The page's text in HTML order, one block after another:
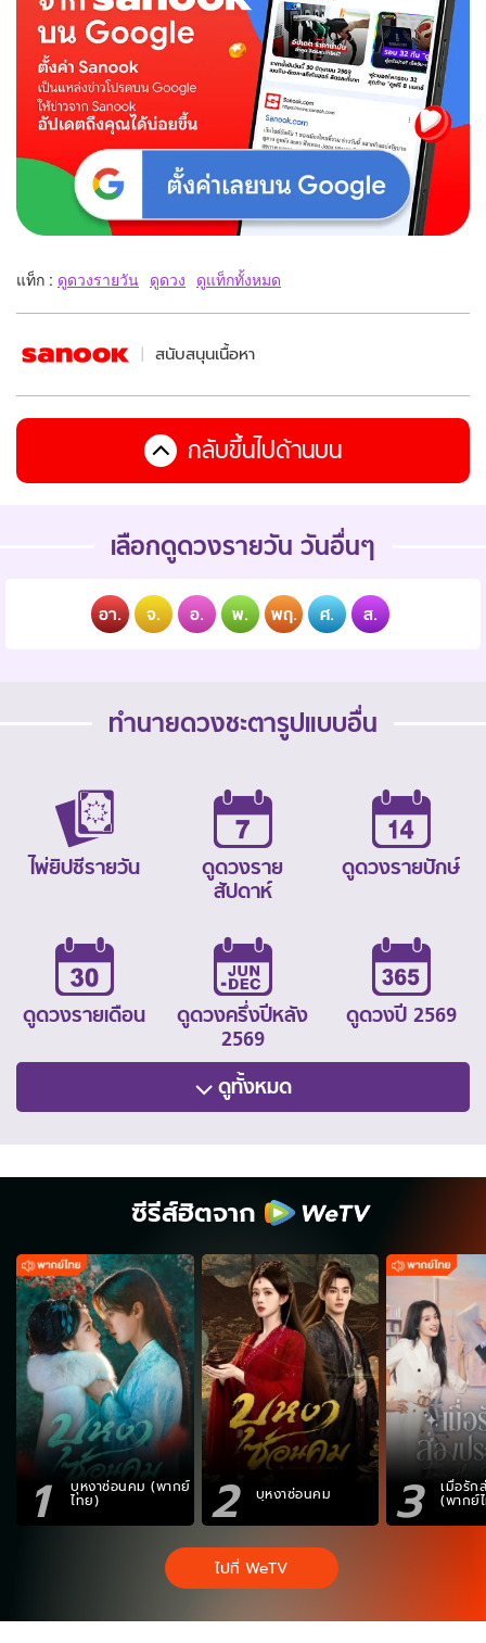
แท็ก : ดูดวงรายวัน ดูดวง ดูแท็กทั้งหมด
สนับสนุนเนื้อหา
กลับขึ้นไปด้านบน
เลือกดูดวงรายวัน วันอื่นๆ
อา. จ. อ. พ. พฤ. ศ. ส.
ทำนายดวงชะตารูปแบบอื่น
ไพ่ยิปซีรายวัน
ดูดวงราย
สัปดาห์
ดูดวงรายปักษ์
ดูดวงรายเดือน
ดูดวงครึ่งปีหลัง
2569
ดูดวงปี 2569
ดูทั้งหมด
ซีรีส์ฮิตจาก
1 บุหงาซ่อนคม (พากย์
ไทย) 2 บุหงาซ่อนคม 3 เมื่อรัก
(พากย์
ไปที่ WeTV